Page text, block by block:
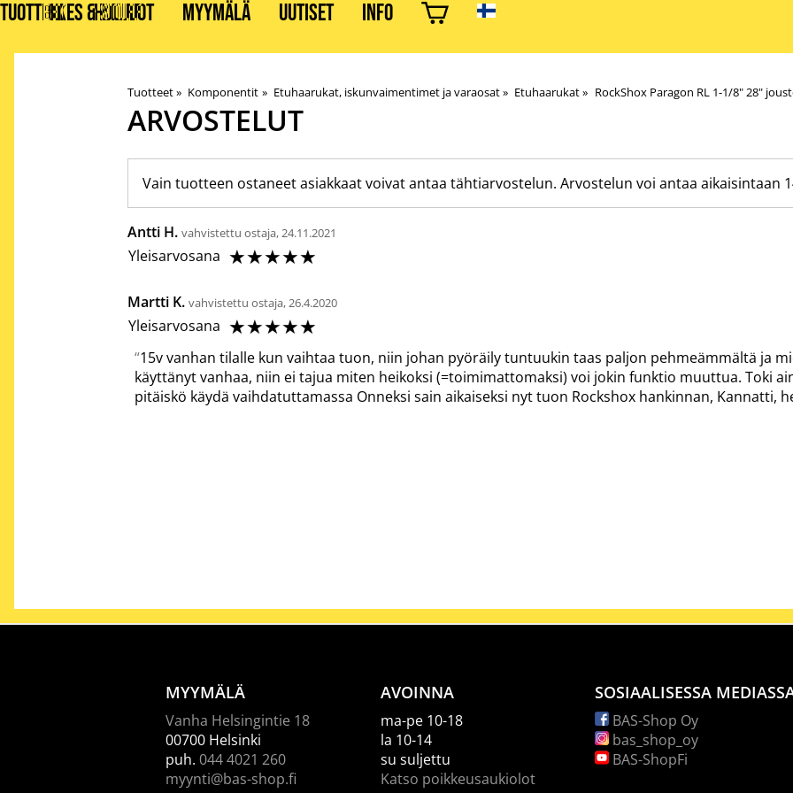
TUOTTEET HUOLLOT MYYMÄLÄ UUTISET INFO
BIKES & STUFF
Tuotteet‪» Komponentit ‪» Etuhaarukat, iskunvaimentimet ja varaosat‪» Etuhaarukat‪» RockShox Paragon RL 1-1/8" 28"
ARVOSTELUT
Vain tuotteen ostaneet asiakkaat voivat antaa tähtiarvostelun. Arvostelun voi antaa aikaisintaan
Antti H. vahvistettu ostaja, 24.11.2021
Yleisarvosana ☆☆☆☆☆
Martti K. vahvistettu ostaja, 26.4.2020
Yleisarvosana ☆☆☆☆☆
15v vanhan tilalle kun vaihtaa tuon, niin johan pyöräily tuntuukin taas paljon pehmeämmältä ja
käyttänyt vanhaa, niin ei tajua miten heikoksi (=toimimattomaksi) voi jokin funktio muuttua. Toki
pitäiskö käydä vaihdatuttamassa Onneksi sain aikaiseksi nyt tuon Rockshox hankinnan, Kannatti,
MYYMÄLÄ
Vanha Helsingintie 18
00700 Helsinki
puh. 044 4021 260
myynti@bas-shop.fi
AVOINNA
ma-pe 10-18
la 10-14
su suljettu
Katso poikkeusaukiolot
SOSIAALISESSA
BAS-Shop Oy
bas_shop_oy
BAS-ShopFi